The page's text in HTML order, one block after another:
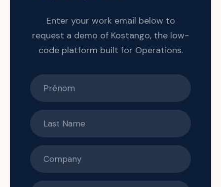
Enter your work email below to
request a demo of Kostango, the low-
code platform built for Operations.